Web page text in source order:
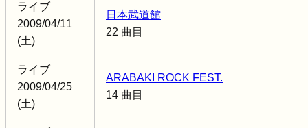
ライブ
2009/04/11
(土)
日本武道館
22 曲目
ライブ
2009/04/25
(土)
ARABAKI ROCK FEST.
14 曲目